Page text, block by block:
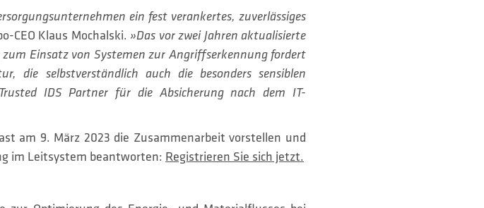
ein fest verankertes, zuverlässiges
CEO Klaus Mochalski. »Das vor zwei Jahren aktualisierte
Einsatz von Systemen zur Angriffserkennung fordert
die selbstverständlich auch die besonders sensiblen
IDS Partner für die Absicherung nach dem IT-
am 9. März 2023 die Zusammenarbeit vorstellen und
im Leitsystem beantworten: Registrieren Sie sich jetzt.